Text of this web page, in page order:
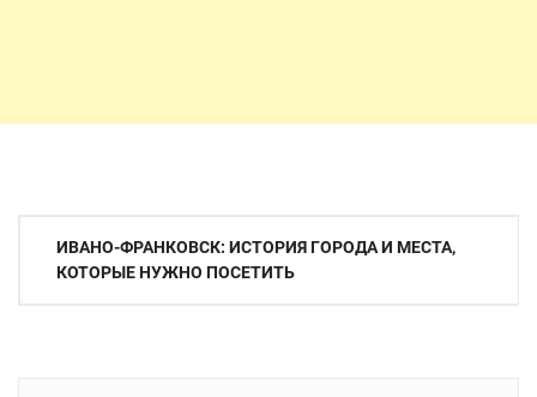
Навигация
ИВАНО-ФРАНКОВСК: ИСТОРИЯ ГОРОДА И МЕСТА,
КОТОРЫЕ НУЖНО ПОСЕТИТЬ